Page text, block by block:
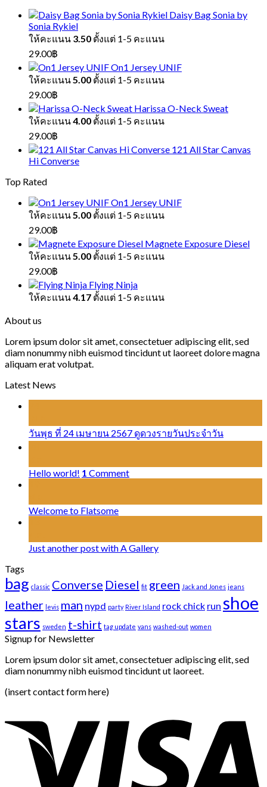
Daisy Bag Sonia by
Sonia Rykiel
ให้คะแนน 3.50 ตั้งแต่ 1-5 คะแนน
29.00฿
On1 Jersey UNIF
ให้คะแนน 5.00 ตั้งแต่ 1-5 คะแนน
29.00฿
Harissa O-Neck Sweat
ให้คะแนน4.00 ตั้งแต่ 1-5 คะแนน
29.00฿
121 All Star Canvas
Hi Converse
Top Rated
On1 Jersey UNIF
ให้คะแนน 5.00 ตั้งแต่ 1-5 คะแนน
29.00฿
Magnete Exposure Diesel
ให้คะแนน 5.00 ตั้งแต่ 1-5 คะแนน
29.00฿
Flying Ninja
ให้คะแนน4.17 ตั้งแต่ 1-5 คะแนน
About us
Lorem ipsum dolor sit amet, consectetuer adipiscing elit, sed
diam nonummy nibh euismod tincidunt ut laoreet dolore magna
aliquam erat volutpat.
Latest News
วันพุธ ที่ 24 เมษายน 2567 ดูดวงรายวันประจำวัน
Hello world! 1 Comment
Welcome to Flatsome
Just another post with A Gallery
Tags
bag classic Converse Diesel fit green Jack and Jones jeans
leather levis man nypd party River Island rock chick run shoe
stars sweden t-shirt tag update vans washed-out women
Signup for Newsletter
Lorem ipsum dolor sit amet, consectetuer adipiscing elit, sed
diam nonummy nibh euismod tincidunt ut laoreet.
(insert contact form here)